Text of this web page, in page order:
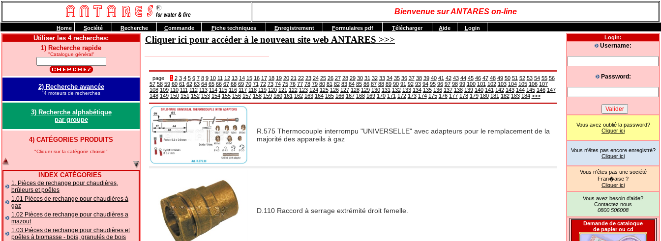
Bienvenue sur ANTARES on-line
Utiliser les 4 recherches:
1) Recherche rapide
"Catalogue général"
2) Recherche avancée
"4 moteurs de recherches
3) Recherche alphabétique
par groupe
4) CATÉGORIES PRODUITS
"Cliquer sur la catégorie choisie"
INDEX CATÉGORIES
1. Pièces de rechange pour chaudières,
brûleurs et poêles
1.01 Pièces de rechange pour chaudières à
gaz
1.02 Pièces de rechange pour chaudières a
mazout
1.03 Pièces de rechange pour chaudières et
poêles à biomasse - bois, granulés de bois
Cliquer ici pour accéder à le nouveau site web ANTARES >>>
page 1 2 3 4 5 6 7 8 9 10 11 12 13 14 15 16 17 18 19 20 21 22 23 24 25 26 27 28 29 30 31 32 33 34 35 36 37 38 39 40 41 42 43 44 45 46 47 48 49 50 51 52 53 54 55 56
57 58 59 60 61 62 63 64 65 66 67 68 69 70 71 72 73 74 75 76 77 78 79 80 81 82 83 84 85 86 87 88 89 90 91 92 93 94 95 96 97 98 99 100 101 102 103 104 105 106 107
108 109 110 111 112 113 114 115 116 117 118 119 120 121 122 123 124 125 126 127 128 129 130 131 132 133 134 135 136 137 138 139 140 141 142 143 144 145 146 147
148 149 150 151 152 153 154 155 156 157 158 159 160 161 162 163 164 165 166 167 168 169 170 171 172 173 174 175 176 177 178 179 180 181 182 183 184 >>>
R.575 Thermocouple interrompu "UNIVERSELLE" avec adapteurs pour le remplacement de la
majorité des appareils à gaz
D.110 Raccord à serrage extrémité droit femelle.
Login:
Username:
Password:
Vous avez oublié la password?
Cliquer ici
Vous n'êtes pas encore enregistré?
Cliquer ici
Vous n'êtes pas une société
Fran�aise ?
Cliquer ici
Vous avez besoin d'aide?
Contactez nous
0800 506008
Demande de catalogue
de papier ou cd
Home Société Recherche Commande Fiche techniques Enregistrement Formulaires pdf Télécharger Aide Login